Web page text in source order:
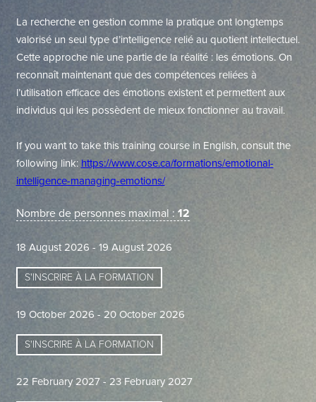
La recherche en gestion comme la pratique ont longtemps
valorisé un seul type d’intelligence relié au quotient intellectuel.
Cette approche nie une partie de la réalité : les émotions. On
reconnaît maintenant que des compétences reliées à
l’utilisation efficace des émotions existent et permettent aux
individus qui les possèdent de mieux fonctionner au travail.
If you want to take this training course in English, consult the
following link: https://www.cose.ca/formations/emotional-
intelligence-managing-emotions/
Nombre de personnes maximal : 12
18 August 2026 - 19 August 2026
S'INSCRIRE À LA FORMATION
19 October 2026 - 20 October 2026
S'INSCRIRE À LA FORMATION
22 February 2027 - 23 February 2027